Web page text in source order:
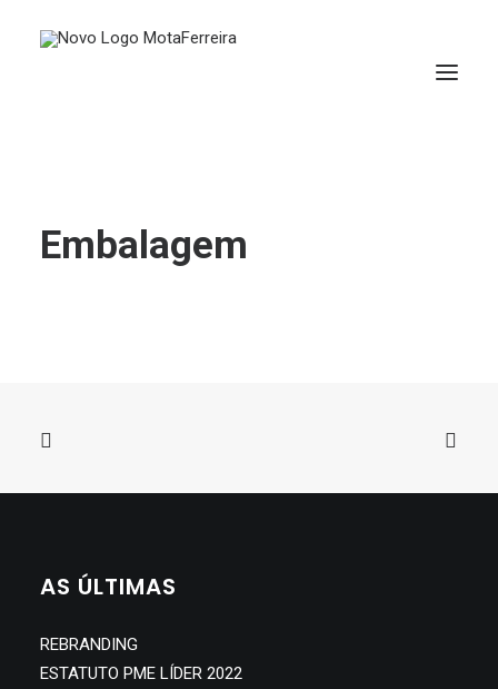
Embalagem
AS ÚLTIMAS
REBRANDING
ESTATUTO PME LÍDER 2022